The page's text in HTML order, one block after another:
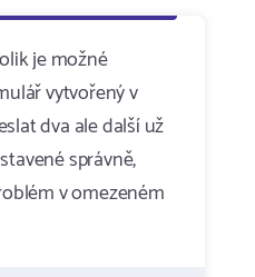
je možné
vytvořený v
dva ale další už
správně,
v omezeném